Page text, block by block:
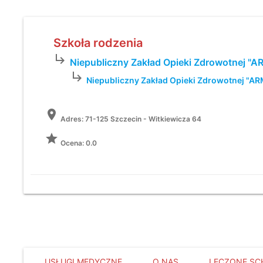
Szkoła rodzenia
subdirectory_arrow_right Niepubliczny Zakład Opieki Zdrowotnej
subdirectory_arrow_right Niepubliczny Zakład Opieki Zdrowotnej
location_on Adres:71-125 Szczecin - Witkiewicza 64
grade Ocena: 0.0